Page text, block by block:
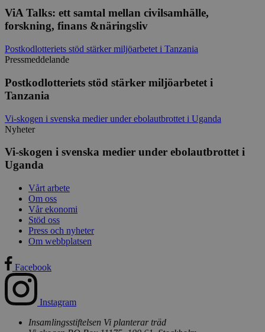
ViA Talks: ett samtal mellan civilsamhälle,
forskning, finans &näringsliv
Postkodlotteriets stöd stärker miljöarbetet i Tanzania
Pressmeddelande
Postkodlotteriets stöd stärker miljöarbetet i
Tanzania
Vi-skogen i svenska medier under ebolautbrottet i Uganda
Nyheter
Vi-skogen i svenska medier under ebolautbrottet i
Uganda
Vårt arbete
Om oss
Vår ekonomi
Stöd oss
Press och nyheter
Om webbplatsen
Facebook
Instagram
Insamlingsstiftelsen Vi planterar träd
customer_session_key .viskogen.se
memorial .viskogen.se Session
memorial_company
standard .viskogen.se